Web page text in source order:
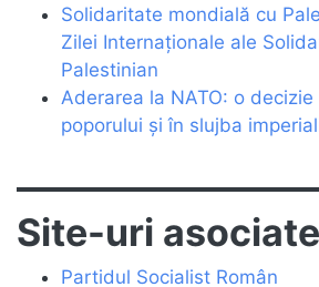
Solidaritate mondială cu
Zilei Internaționale ale
Palestinian
Aderarea la NATO: o
poporului și în slujba
Site-uri asociate
Partidul Socialist Român